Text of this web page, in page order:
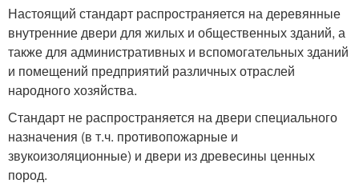
Настоящий стандарт распространяется на деревянные
внутренние двери для жилых и общественных зданий, а
также для административных и вспомогательных зданий
и помещений предприятий различных отраслей
народного хозяйства.
Стандарт не распространяется на двери специального
назначения (в т.ч. противопожарные и
звукоизоляционные) и двери из древесины ценных
пород.